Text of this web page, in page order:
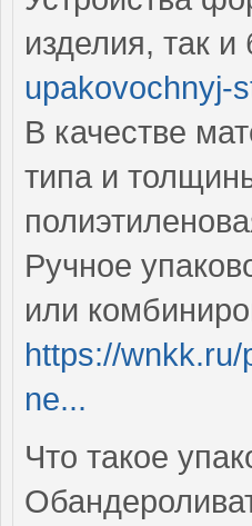
изделия, так
upakovochnyj-
В качестве
типа и
Ручное
или
https://
ne...
Что такое